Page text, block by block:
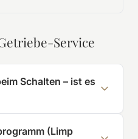
Service
Schalten – ist es
(Limp